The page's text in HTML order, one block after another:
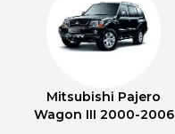
Mitsubishi Pajero
Wagon III 2000-2006